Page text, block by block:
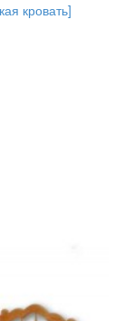
кровать]